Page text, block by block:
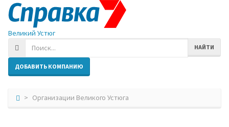
Великий Устюг
НАЙТИ
ДОБАВИТЬ КОМПАНИЮ
Организации Великого Устюга